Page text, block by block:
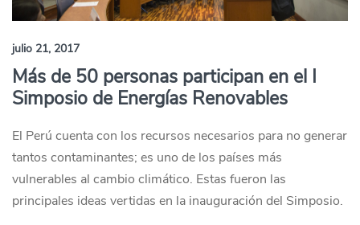
julio 21, 2017
Más de 50 personas participan en el I
Simposio de Energías Renovables
El Perú cuenta con los recursos necesarios para no generar
tantos contaminantes; es uno de los países más
vulnerables al cambio climático. Estas fueron las
principales ideas vertidas en la inauguración del Simposio.